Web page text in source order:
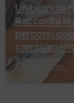
Un bilancio
Racconta
percorsi
4 Agosto 2026